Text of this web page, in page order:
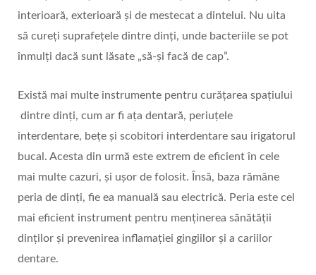
interioară, exterioară și de mestecat a dintelui. Nu uita
să cureți suprafețele dintre dinți, unde bacteriile se pot
înmulți dacă sunt lăsate „să-și facă de cap”.
Există mai multe instrumente pentru curățarea spațiului
dintre dinți, cum ar fi ața dentară, periuțele
interdentare, bețe și scobitori interdentare sau irigatorul
bucal. Acesta din urmă este extrem de eficient în cele
mai multe cazuri, și ușor de folosit. Însă, baza rămâne
peria de dinți, fie ea manuală sau electrică. Peria este cel
mai eficient instrument pentru menținerea sănătății
dinților și prevenirea inflamației gingiilor și a cariilor
dentare.